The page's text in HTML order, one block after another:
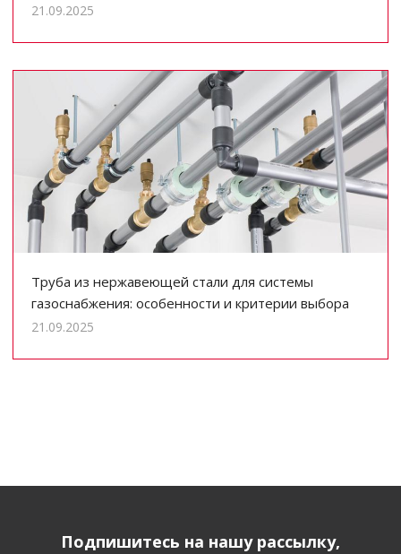
21.09.2025
Труба из нержавеющей стали для системы
газоснабжения: особенности и критерии выбора
21.09.2025
Подпишитесь на нашу рассылку,